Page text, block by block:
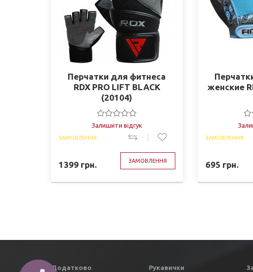
Перчатки для фитнеса
RDX PRO LIFT BLACK
(20104)
Залишити відгук
ЗАМОВЛЕННЯ
1399 грн. ЗАМОВЛЕННЯ
женские
ЗАМОВЛЕННЯ
695 грн.
Додатково Рукавички